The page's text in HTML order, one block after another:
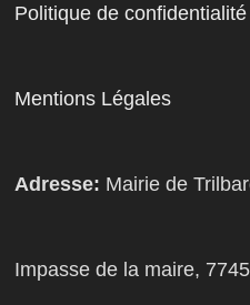
Politique de confidentialité
Mentions Légales
Adresse: Mairie de
Impasse de la maire,